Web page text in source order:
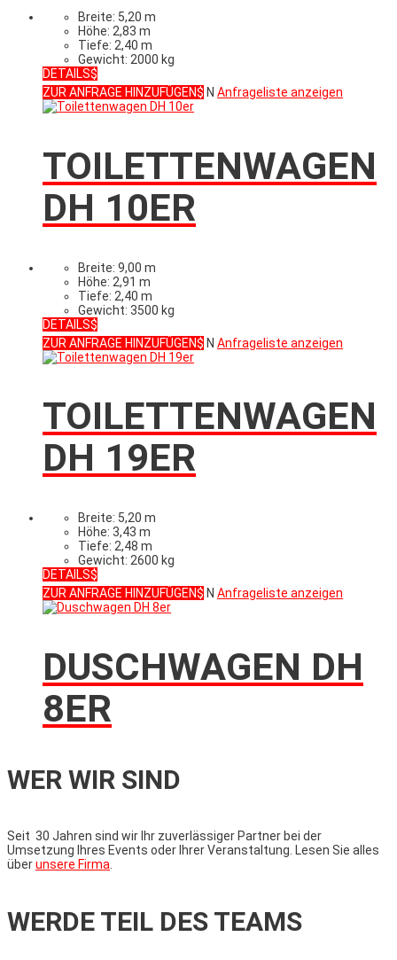
Breite: 5,20 m
Höhe: 2,83 m
Tiefe: 2,40 m
Gewicht: 2000 kg
DETAILS
ZUR ANFRAGE HINZUFÜGEN
N Anfrageliste anzeigen
TOILETTENWAGEN
DH 10ER
Breite: 9,00 m
Höhe: 2,91 m
Tiefe: 2,40 m
Gewicht: 3500 kg
DETAILS
ZUR ANFRAGE HINZUFÜGEN
N Anfrageliste anzeigen
TOILETTENWAGEN
DH 19ER
Breite: 5,20 m
Höhe: 3,43 m
Tiefe: 2,48 m
Gewicht: 2600 kg
DETAILS
ZUR ANFRAGE HINZUFÜGEN
N Anfrageliste anzeigen
DUSCHWAGEN DH
8ER
WER WIR SIND
Seit 30 Jahren sind wir Ihr zuverlässiger Partner bei der
Umsetzung Ihres Events oder Ihrer Veranstaltung. Lesen Sie alles
überunsere Firma.
WERDE TEIL DES TEAMS